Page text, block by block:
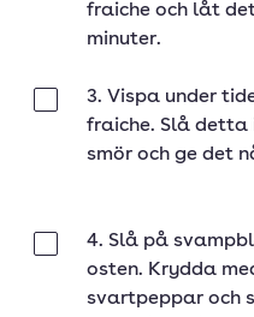
fraiche och låt
minuter.
3. Vispa under
fraiche. Slå detta
smör och ge det
4. Slå på
osten. Krydda
svartpeppar och